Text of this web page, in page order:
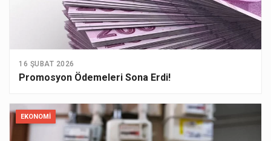
16 ŞUBAT 2026
Promosyon Ödemeleri Sona Erdi!
EKONOMI